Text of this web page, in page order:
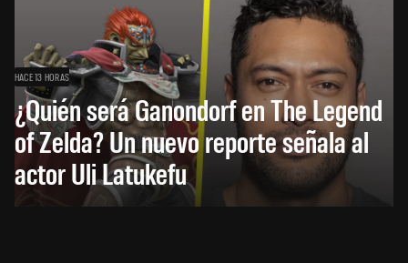
HACE 13 HORAS
¿Quién será Ganondorf en The Legend
of Zelda? Un nuevo reporte señala al
actor Uli Latukefu